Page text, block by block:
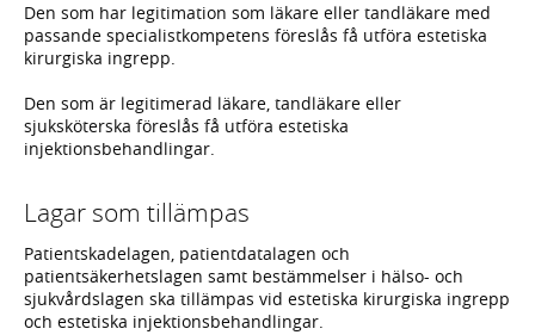
Den som har legitimation som läkare eller tandläkare med
passande specialistkompetens föreslås få utföra estetiska
kirurgiska ingrepp.
Den som är legitimerad läkare, tandläkare eller
sjuksköterska föreslås få utföra estetiska
injektionsbehandlingar.
Lagar som tillämpas
Patientskadelagen, patientdatalagen och
patientsäkerhetslagen samt bestämmelser i hälso- och
sjukvårdslagen ska tillämpas vid estetiska kirurgiska ingrepp
och estetiska injektionsbehandlingar.